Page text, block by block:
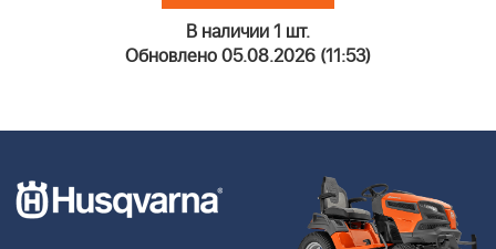
В наличии 1 шт.
Обновлено 05.08.2026 (11:53)